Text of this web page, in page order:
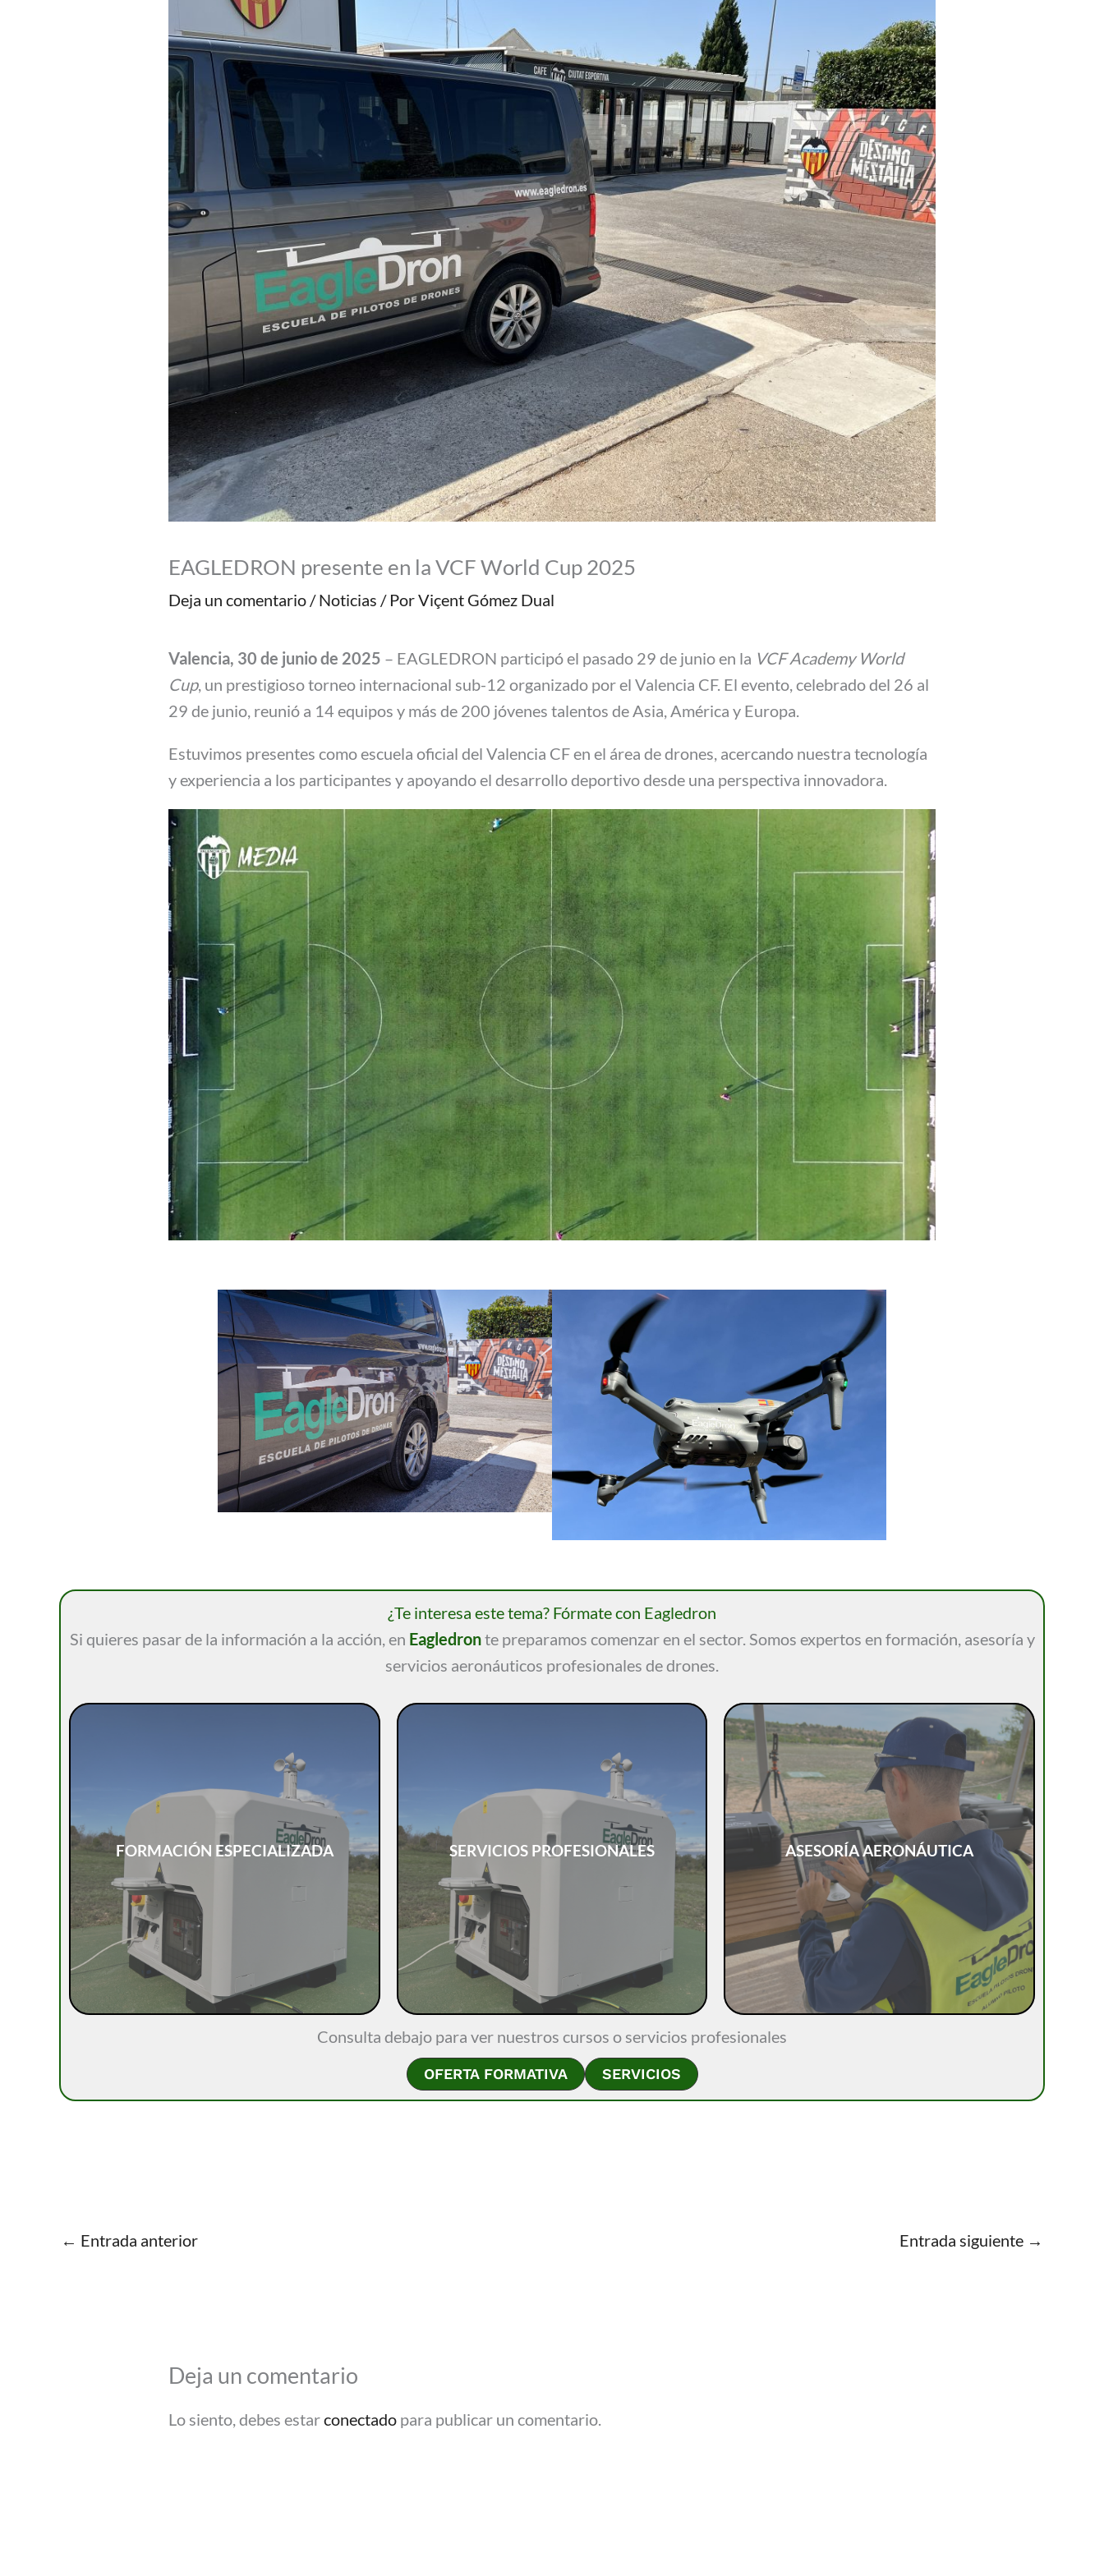
EAGLEDRON presente en la VCF World Cup 2025
Deja un comentario /Noticias / PorViçent Gómez Dual
Valencia, 30 de junio de 2025 – EAGLEDRON participó el pasado 29 de junio en la VCF Academy World
Cup, un prestigioso torneo internacional sub-12 organizado por el Valencia CF. El evento, celebrado del 26 al
29 de junio, reunió a 14 equipos y más de 200 jóvenes talentos de Asia, América y Europa.
Estuvimos presentes como escuela oficial del Valencia CF en el área de drones, acercando nuestra tecnología
y experiencia a los participantes y apoyando el desarrollo deportivo desde una perspectiva innovadora.
¿Te interesa este tema? Fórmate con Eagledron
Si quieres pasar de la información a la acción, en Eagledronte preparamos comenzar en el sector. Somos expertos en formación, asesoría y
servicios aeronáuticos profesionales de drones.
FORMACIÓN ESPECIALIZADA SERVICIOS PROFESIONALES ASESORÍA AERONÁUTICA
Consulta debajo para ver nuestros cursos o servicios profesionales
OFERTA FORMATIVA SERVICIOS
← Entrada anterior Entrada siguiente →
Deja un comentario
Lo siento, debes estarconectado para publicar un comentario.